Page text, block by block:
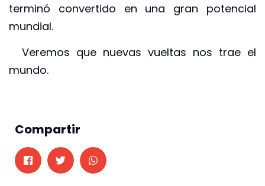
terminó convertido en una gran potencial
mundial.
Veremos que nuevas vueltas nos trae el
mundo.
Compartir